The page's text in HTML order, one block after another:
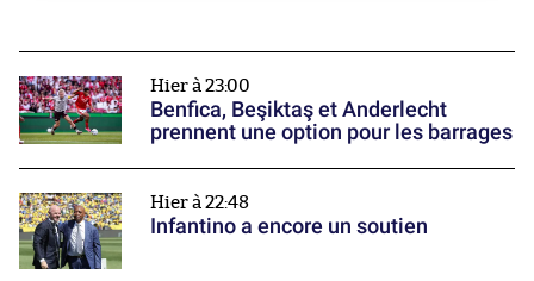
Hier à 23:00
Benfica, Beşiktaş et Anderlecht
prennent une option pour les barrages
Hier à 22:48
Infantino a encore un soutien